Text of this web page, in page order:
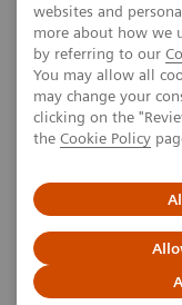
websites and
more about how we
by referring to our
You may allow all
may change your
clicking on the
the Cookie Policy
Nachfolgend
dessen Produkte
einige Beiträge
Registrierung
hingewiesen,